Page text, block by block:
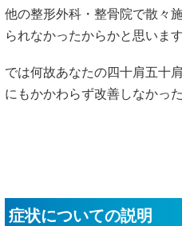
他の整形外科・整骨院で散々
られなかったからかと思います
では何故あなたの四十肩五十
にもかかわらず改善しなかっ
症状についての説明